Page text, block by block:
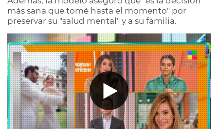
más sana que tomé hasta el momento" por
preservar su "salud mental" y a su familia.